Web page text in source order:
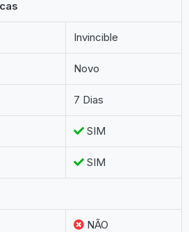
Invincible
Novo
7 Dias
SIM
SIM
NÃO